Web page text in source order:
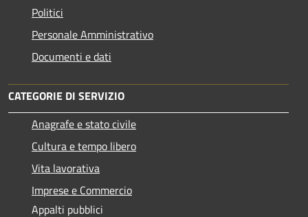
Politici
Personale Amministrativo
Documenti e dati
CATEGORIE DI SERVIZIO
Anagrafe e stato civile
Cultura e tempo libero
Vita lavorativa
Imprese e Commercio
Appalti pubblici